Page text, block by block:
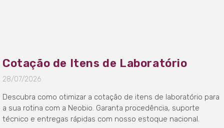
Cotação de Itens de Laboratório
28/07/2026
Descubra como otimizar a cotação de itens de laboratório para
a sua rotina com a Neobio. Garanta procedência, suporte
técnico e entregas rápidas com nosso estoque nacional.